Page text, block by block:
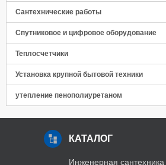
Сантехнические работы
Спутниковое и цифровое оборудование
Теплосчетчики
Установка крупной бытовой техники
утепление пенополиуретаном
КАТАЛОГ
Инженерная сантехника